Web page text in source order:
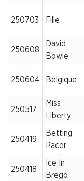
250703 Fille
250608
David
Bowie
250604 Belgique
250517
Miss
Liberty
250419
Betting
Pacer
250418
Ice In
Brego